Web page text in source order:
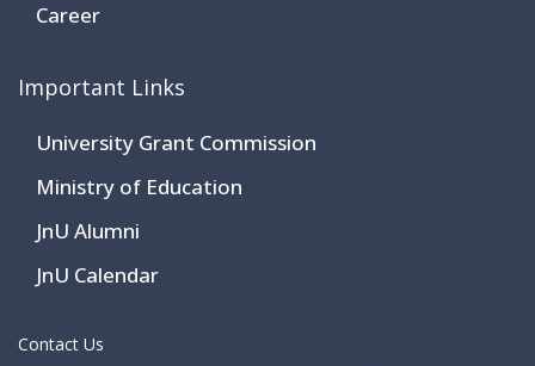
Career
Important Links
University Grant Commission
Ministry of Education
JnU Alumni
JnU Calendar
Contact Us